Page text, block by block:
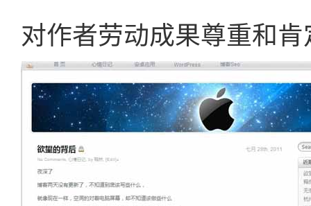
对作者劳动成果尊重和肯